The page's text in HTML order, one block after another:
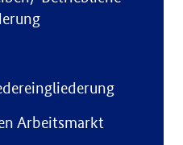
Arbeitsmarkt